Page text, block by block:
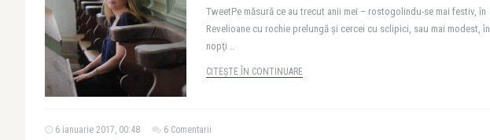
TweetPe măsură ce au trecut anii mei – rostogolindu-se mai festiv, în
Revelioane cu rochie prelungă şi cercei cu sclipici, sau mai modest, în
nopţi ..
CITEȘTE ÎN CONTINUARE
6 ianuarie 2017, 00:48 6 Comentarii